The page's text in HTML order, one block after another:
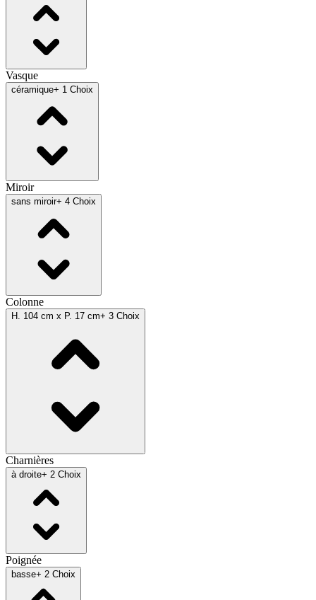
Vasque
céramique+ 1 Choix
Miroir
sans miroir+ 4 Choix
Colonne
H. 104 cm x P. 17 cm+ 3 Choix
Charnières
à droite+ 2 Choix
Poignée
basse+ 2 Choix